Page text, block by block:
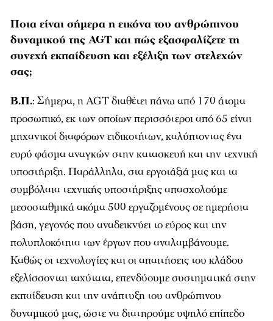
Ποια είναι σήμερα η εικόνα του ανθρώπινου
δυναμικού της AGT και πώς εξασφαλίζετε τη
συνεχή εκπαίδευση και εξέλιξη των στελεχών
σας;
Β.Π.: Σήμερα, η AGT διαθέτει πάνω από 170 άτομα
προσωπικό, εκ των οποίων περισσότεροι από 65 είναι
μηχανικοί διαφόρων ειδικοτήτων, καλύπτοντας ένα
ευρύ φάσμα αναγκών στην κατασκευή και την τεχνική
υποστήριξη. Παράλληλα, στα εργοτάξιά μας και τα
συμβόλαια τεχνικής υποστήριξης απασχολούμε
μεσοσταθμικά ακόμα 500 εργαζομένους σε ημερήσια
βάση, γεγονός που αναδεικνύει το εύρος και την
πολυπλοκότητα των έργων που αναλαμβάνουμε.
Καθώς οι τεχνολογίες και οι απαιτήσεις του κλάδου
εξελίσσονται ταχύτατα, επενδύουμε συστηματικά στην
εκπαίδευση και την ανάπτυξη του ανθρώπινου
δυναμικού μας, ώστε να διατηρούμε υψηλό επίπεδο